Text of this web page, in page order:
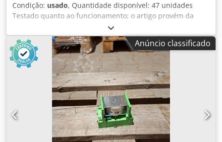
Condição: usado, Quantidade disponível: 47 unidades
Testado quanto ao funcionamento; o artigo provém da
desmontagem de instalações de um fornecedor da
indústria automóvel. Fabricante: Euchner GmbH + Co. KG
Modelo: MGB-H-AA1A2-L-106221 Tipo: Módulo de alavanca
para sistemas MGB Tipo de montagem: Lado esquerdo
Função: Módulo de alavanca mecânico com bloqueio
Material: Alumínio / Plástico Compatível: Módulos de
avaliação MGB Aplicação: Bloqueios de segurança em
máquinas. Chjdszmm I Eepfx Ah Asa
Anúncio classificado